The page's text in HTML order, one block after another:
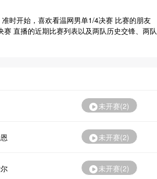
时开始，喜欢看温网男单1/4决赛 比赛的朋友
直播的近期比赛列表以及两队历史交锋、两队
未开赛(2)
未开赛(2)
未开赛(2)